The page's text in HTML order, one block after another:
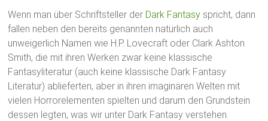
Wenn man über Schriftsteller der Dark Fantasy spricht, dann
fallen neben den bereits genannten natürlich auch
unweigerlich Namen wie H.P. Lovecraft oder Clark Ashton
Smith, die mit ihren Werken zwar keine klassische
Fantasyliteratur (auch keine klassische Dark Fantasy
Literatur) ablieferten, aber in ihren imaginären Welten mit
vielen Horrorelementen spielten und darum den Grundstein
dessen legten, was wir unter Dark Fantasy verstehen.